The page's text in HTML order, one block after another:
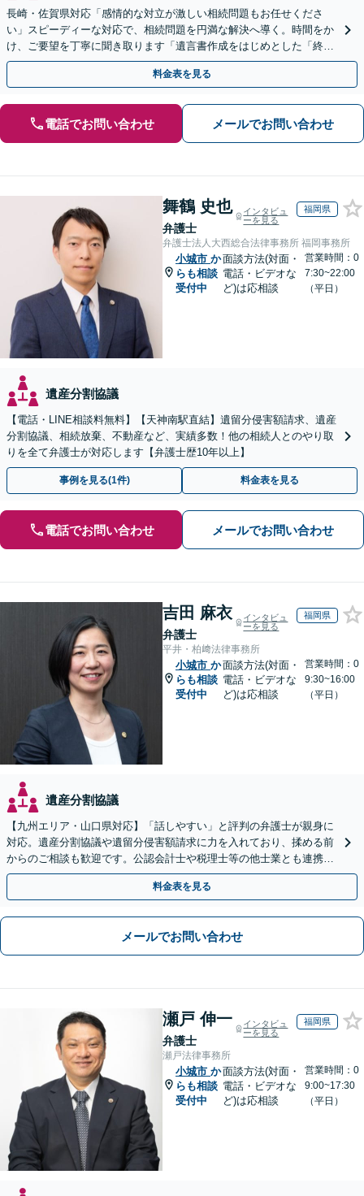
長崎・佐賀県対応「感情的な対立が激しい相続問題もお任せくださ
い」スピーディーな対応で、相続問題を円満な解決へ導く。時間をか
け、ご要望を丁寧に聞き取ります「遺言書作成をはじめとした「終
活」もサポート」【バリアフリー】【完全個室対応】
料金表を見る
電話でお問い合わせ メールでお問い合わせ
舞鶴 史也
弁護士
インタビュ
ーを見る
福岡県
弁護士法人大西総合法律事務所 福岡事務所
小城市 か
らも相談
受付中
面談方法(対面・
電話・ビデオな
ど)は応相談
営業時間：0
7:30~22:00
（平日）
遺産分割協議
【電話・LINE相談料無料】【天神南駅直結】遺留分侵害額請求、遺産
分割協議、相続放棄、不動産など、実績多数！他の相続人とのやり取
りを全て弁護士が対応します【弁護士歴10年以上】
事例を見る(1件) 料金表を見る
電話でお問い合わせ メールでお問い合わせ
吉田 麻衣
弁護士
インタビュ
ーを見る
福岡県
平井・柏﨑法律事務所
小城市 か
らも相談
受付中
面談方法(対面・
電話・ビデオな
ど)は応相談
営業時間：0
9:30~16:00
（平日）
遺産分割協議
【九州エリア・山口県対応】「話しやすい」と評判の弁護士が親身に
対応。遺産分割協議や遺留分侵害額請求に力を入れており、揉める前
からのご相談も歓迎です。公認会計士や税理士等の他士業とも連携
し、円満な解決を全力でサポートいたします。
料金表を見る
メールでお問い合わせ
瀬戸 伸一
弁護士
インタビュ
ーを見る
福岡県
瀬戸法律事務所
小城市 か
らも相談
受付中
面談方法(対面・
電話・ビデオな
ど)は応相談
営業時間：0
9:00~17:30
（平日）